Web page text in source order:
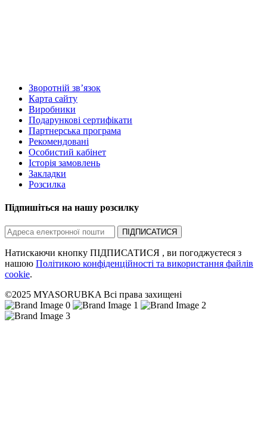
Зворотній зв’язок
Карта сайту
Виробники
Подарункові сертифікати
Партнерська програма
Рекомендовані
Особистий кабінет
Історія замовлень
Закладки
Розсилка
Підпишіться на нашу розсилку
ПІДПИСАТИСЯ
Натискаючи кнопку ПІДПИСАТИСЯ , ви погоджуєтеся з
нашою Політикою конфіденційності та використання файлів
cookie.
©2025 MYASORUBKA Всі права захищені